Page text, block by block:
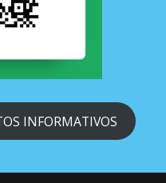
INFORMATIVOS